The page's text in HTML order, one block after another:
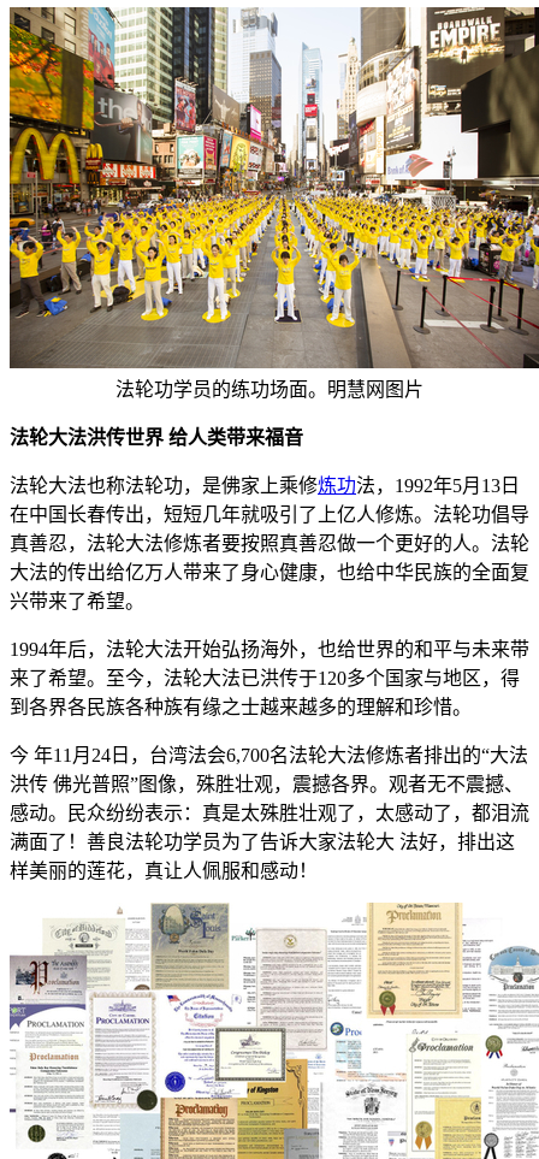
法轮功学员的练功场面。明慧网图片
法轮大法洪传世界 给人类带来福音
法轮大法也称法轮功，是佛家上乘修炼功法，1992年5月13日
在中国长春传出，短短几年就吸引了上亿人修炼。法轮功倡导
真善忍，法轮大法修炼者要按照真善忍做一个更好的人。法轮
大法的传出给亿万人带来了身心健康，也给中华民族的全面复
兴带来了希望。
1994年后，法轮大法开始弘扬海外，也给世界的和平与未来带
来了希望。至今，法轮大法已洪传于120多个国家与地区，得
到各界各民族各种族有缘之士越来越多的理解和珍惜。
今 年11月24日，台湾法会6,700名法轮大法修炼者排出的“大法
洪传 佛光普照”图像，殊胜壮观，震撼各界。观者无不震撼、
感动。民众纷纷表示：真是太殊胜壮观了，太感动了，都泪流
满面了！善良法轮功学员为了告诉大家法轮大 法好，排出这
样美丽的莲花，真让人佩服和感动！